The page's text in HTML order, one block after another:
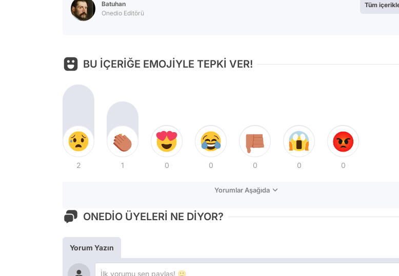
Batuhan
Onedio Editörü
Tüm
BU İÇERİĞE EMOJİYLE TEPKİ VER!
2 1 0 0 0 0 0
Yorumlar Aşağıda
ONEDİO ÜYELERİ NE DİYOR?
Yorum Yazın